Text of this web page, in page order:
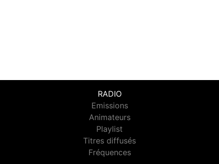
RADIO
Emissions
Animateurs
Playlist
Titres diffusés
Fréquences